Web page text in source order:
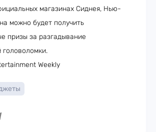
магазинах Сиднея, Нью-
можно будет получить
призы за разгадывание
головоломки.
Weekly